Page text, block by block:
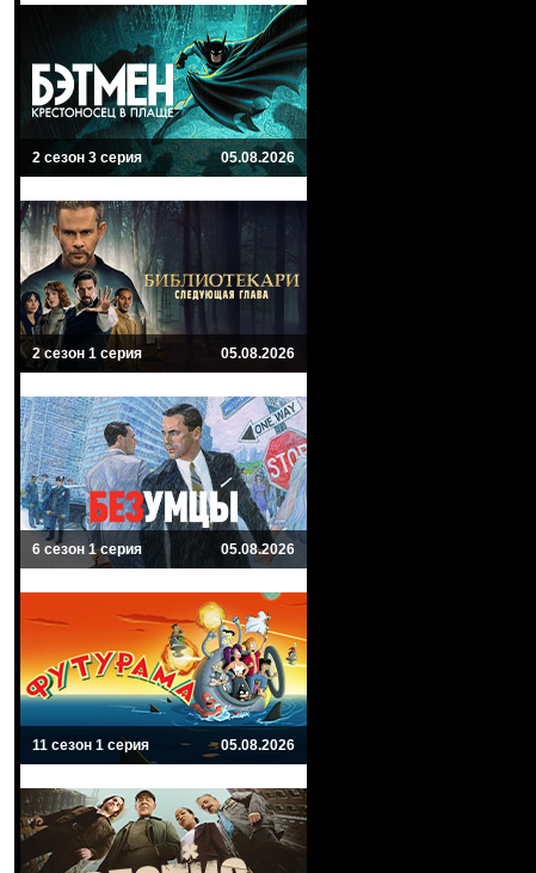
2 сезон 3 серия 05.08.2026
2 сезон 1 серия 05.08.2026
6 сезон 1 серия 05.08.2026
11 сезон 1 серия 05.08.2026